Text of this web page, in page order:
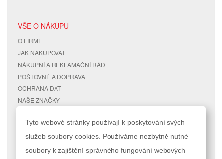
VŠE O NÁKUPU
O FIRMĚ
JAK NAKUPOVAT
NÁKUPNÍ A REKLAMAČNÍ ŘÁD
POŠTOVNÉ A DOPRAVA
OCHRANA DAT
NAŠE ZNAČKY
RYCHLÉ ODKAZY
MAPA STRÁNEK
ÚČET
MŮJ ÚČET
Tyto webové stránky používají k poskytování svých
služeb soubory cookies. Používáme nezbytně nutné
soubory k zajištění správného fungování webových